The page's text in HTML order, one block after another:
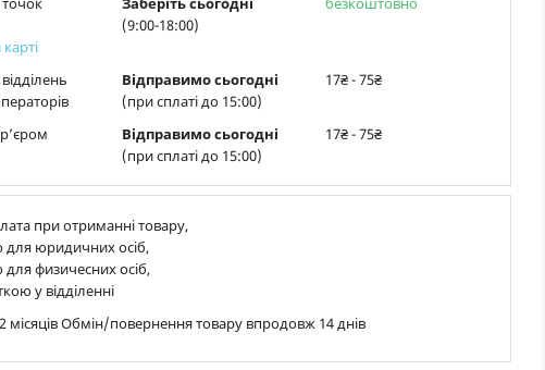
(9:00-18:00)
Відправимо сьогодні
(при сплаті до 15:00)
17₴ - 75₴
Відправимо сьогодні
(при сплаті до 15:00)
17₴ - 75₴
при отриманні товару,
для юридичних осіб,
для физичесних осіб,
у відділенні
місяців Обмін/повернення товару впродовж 14 днів